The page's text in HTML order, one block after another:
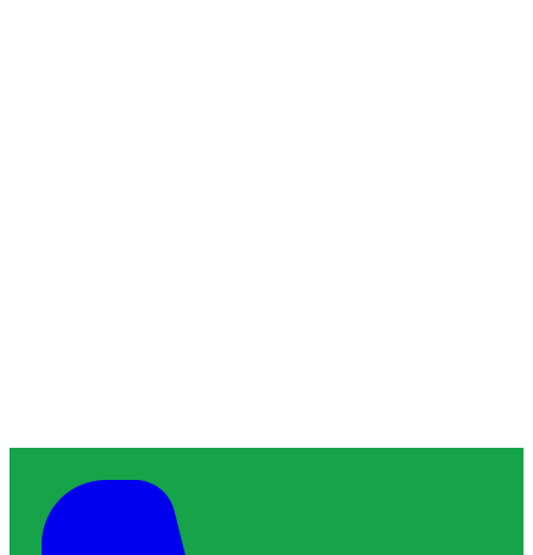
À propos de ChronoServe
L'artisan de confiance qu'il vous faut, près de chez vous.